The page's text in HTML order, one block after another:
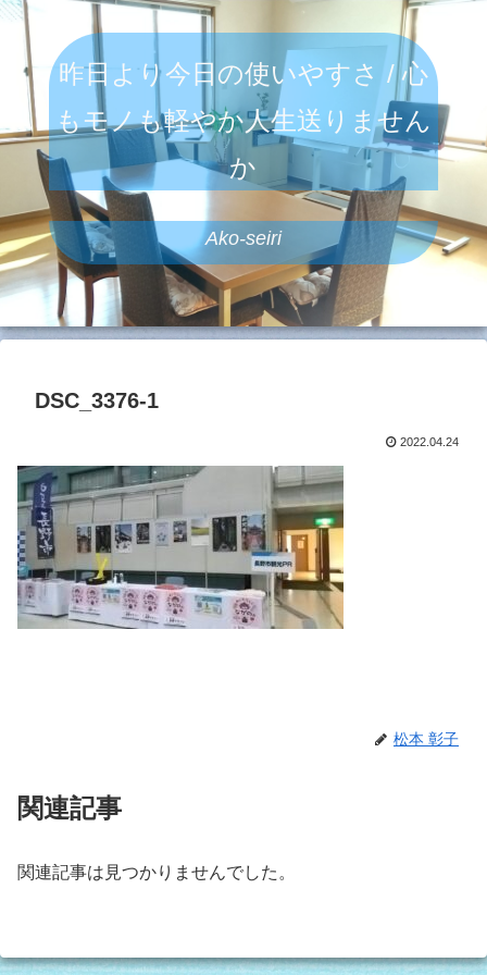
昨日より今日の使いやすさ / 心
もモノも軽やか人生送りません
か
Ako-seiri
DSC_3376-1
2022.04.24
松本 彰子
関連記事
関連記事は見つかりませんでした。